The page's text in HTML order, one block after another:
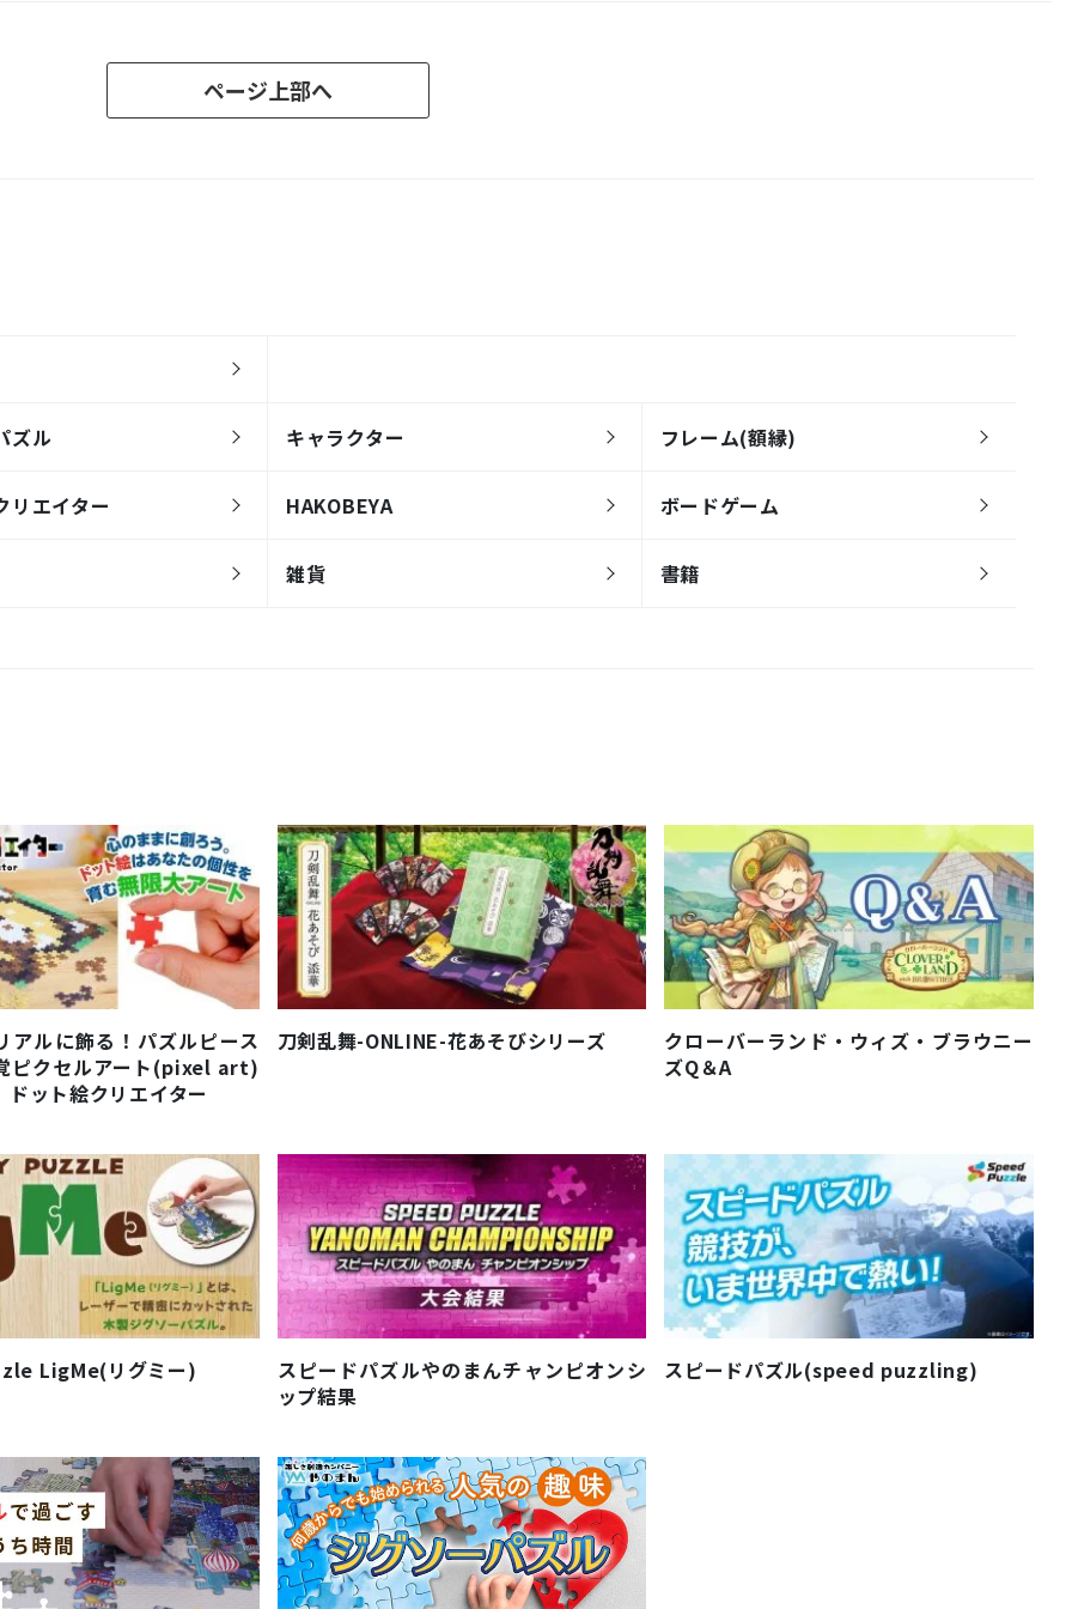
ページ上部へ
ズル キャラクター フレーム(額縁)
リエイター HAKOBEYA ボードゲーム
雑貨 書籍
アルに飾る！パズルピース
ピクセルアート(pixel art)
ドット絵クリエイター
刀剣乱舞-ONLINE-花あそびシリーズ
クローバーランド・ウィズ・ブラウニー
ズQ＆A
LigMe(リグミー)
スピードパズルやのまんチャンピオンシ
ップ結果
スピードパズル(speed puzzling)